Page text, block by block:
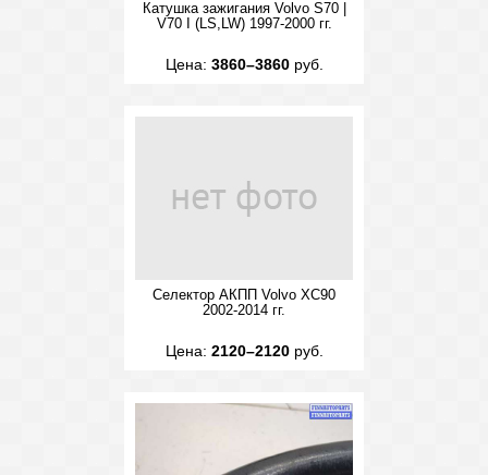
Катушка зажигания Volvo S70 |
V70 I (LS,LW) 1997-2000 гг.
Цена: 3860–3860руб.
Селектор АКПП Volvo XC90
2002-2014 гг.
Цена: 2120–2120руб.